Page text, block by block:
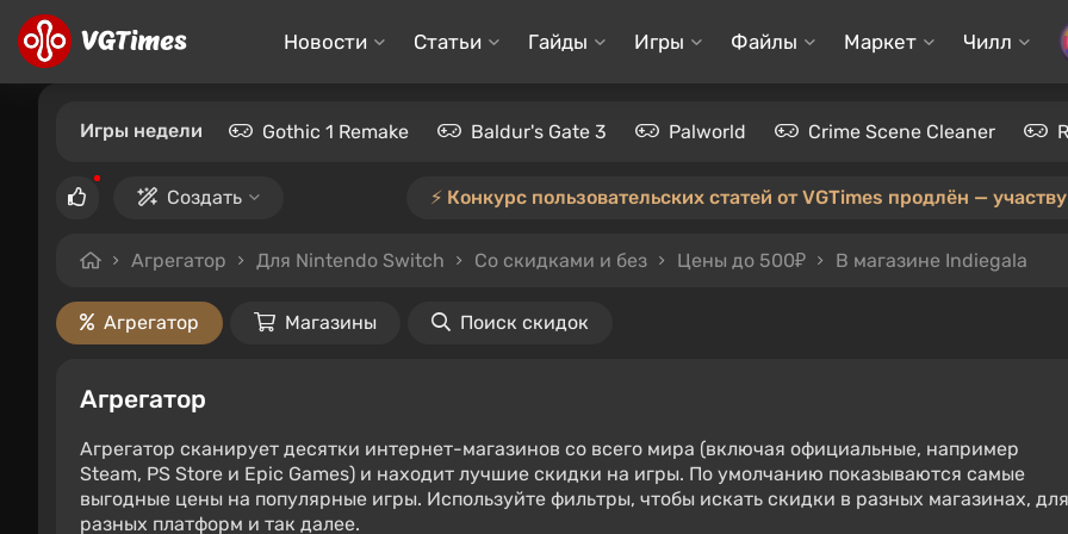
Новости Статьи Гайды Игры Файлы Маркет Чилл
Игры недели Gothic 1 Remake Baldur's Gate 3 Palworld Crime Scene Cleaner
Создать ⚡️ Конкурс пользовательских статей от VGTimes продлён —
Агрегатор Для Nintendo Switch Со скидками и без Цены до 500₽ В магазине Indiegala
Агрегатор Магазины Поиск скидок
Агрегатор
Агрегатор сканирует десятки интернет-магазинов со всего мира (включая официальные, например
Steam, PS Store и Epic Games) и находит лучшие скидки на игры. По умолчанию показываются самые
выгодные цены на популярные игры. Используйте фильтры, чтобы искать скидки в разных магазинах, для
разных платформ и так далее.